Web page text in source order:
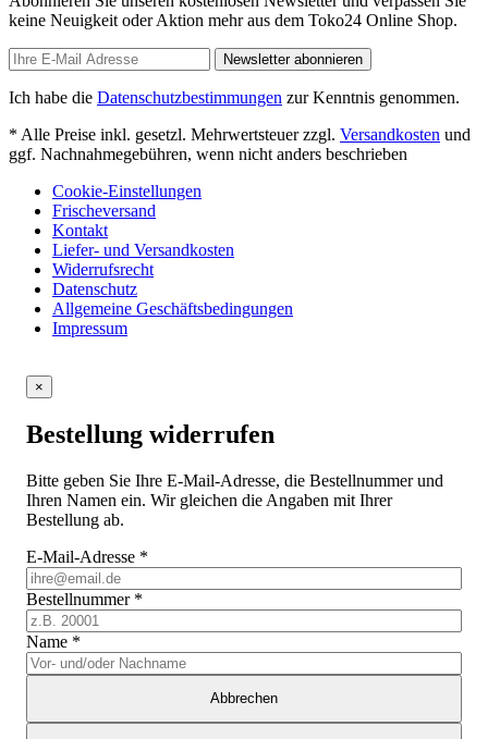
keine Neuigkeit oder Aktion mehr aus dem Toko24 Online Shop.
Newsletter abonnieren
Ich habe die Datenschutzbestimmungen zur Kenntnis genommen.
* Alle Preise inkl. gesetzl. Mehrwertsteuer zzgl. Versandkosten und
ggf. Nachnahmegebühren, wenn nicht anders beschrieben
Cookie-Einstellungen
Frischeversand
Kontakt
Liefer- und Versandkosten
Widerrufsrecht
Datenschutz
Allgemeine Geschäftsbedingungen
Impressum
×
Bestellung widerrufen
Bitte geben Sie Ihre E-Mail-Adresse, die Bestellnummer und
Ihren Namen ein. Wir gleichen die Angaben mit Ihrer
Bestellung ab.
E-Mail-Adresse *
Bestellnummer *
Name *
Abbrechen